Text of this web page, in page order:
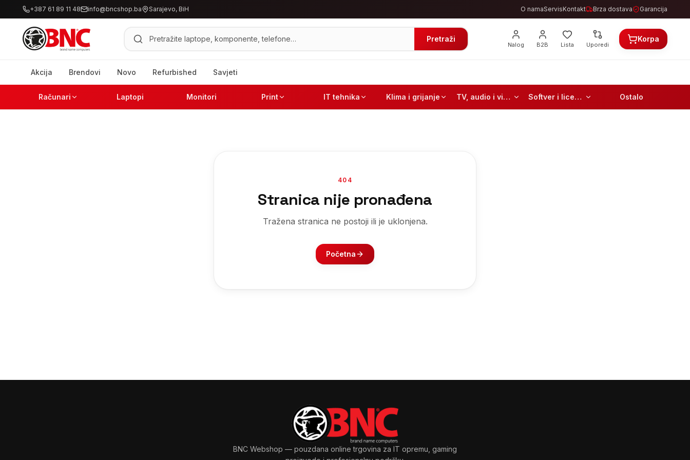
+387 61 89 11 48 info@bncshop.ba Sarajevo, BiH O namaServisKontakt Brza dostava Garancija
Pretraži proizvode
Pretraži
Nalog B2B Lista Uporedi
Korpa
Akcija Brendovi Novo Refurbished Savjeti
Računari Laptopi Monitori Print IT tehnika Klima i grijanje TV, audio i video Softver i licence Ostalo
404
Stranica nije pronađena
Tražena stranica ne postoji ili je uklonjena.
Početna
BNC Webshop — pouzdana online trgovina za IT opremu, gaming